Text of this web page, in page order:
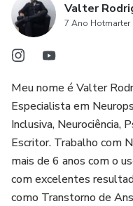
Valter
7 Ano Hotmarter
Meu nome é Valter
Especialista em
Inclusiva, Neurociência,
Escritor. Trabalho com
mais de 6 anos com o
com excelentes
como Transtorno de